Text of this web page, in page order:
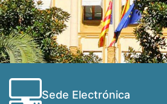
Sede Electrónica